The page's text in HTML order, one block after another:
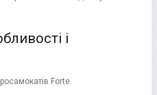
і
Forte.